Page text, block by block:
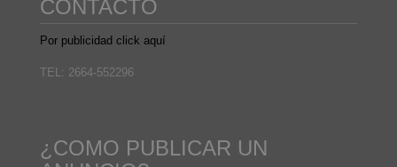
CONTACTO
Por publicidad click aquí
TEL: 2664-552296
¿COMO PUBLICAR UN